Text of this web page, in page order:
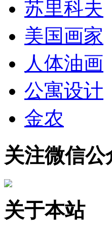
苏里科夫
美国画家
人体油画
公寓设计
金农
关注微信公
关于本站